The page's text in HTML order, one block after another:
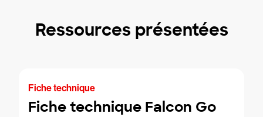
Ressources présentées
Fiche technique
Fiche technique Falcon Go